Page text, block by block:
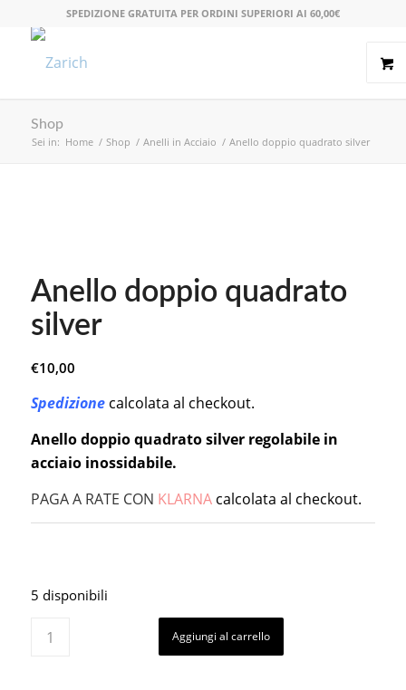
SPEDIZIONE GRATUITA PER ORDINI SUPERIORI AI 60,00€
Shop
Sei in: Home / Shop / Anelli in Acciaio / Anello doppio quadrato silver
Anello doppio quadrato
silver
€10,00
Spedizione calcolata al checkout.
Anello doppio quadrato silver regolabile in
acciaio inossidabile.
PAGA A RATE CON KLARNA calcolata al checkout.
5 disponibili
Aggiungi al carrello